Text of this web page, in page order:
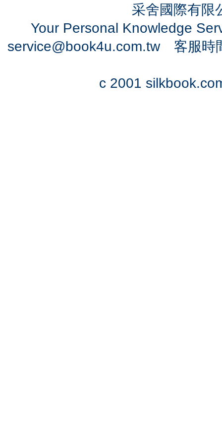
采舍國際有
Your Personal Knowledge
service@book4u.com.tw客服時
c 2001